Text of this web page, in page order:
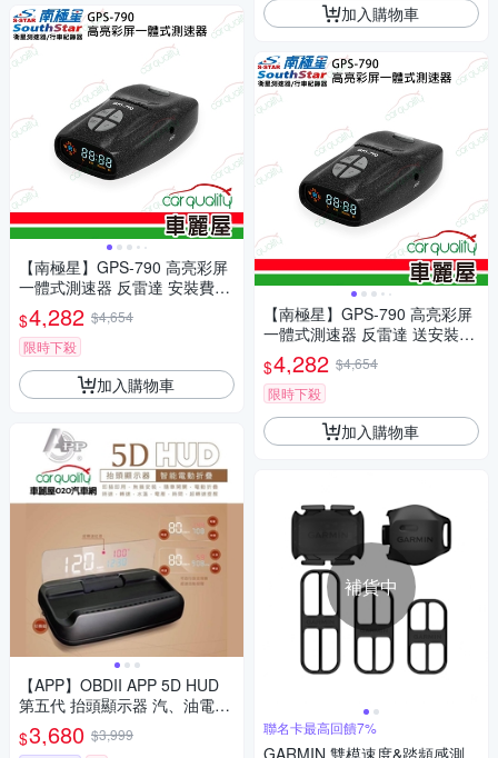
【南極星】GPS-790 高亮彩屏
一體式測速器 反雷達 安裝費另
計(車麗屋)
$4,282 $4,654
限時下殺
加入購物車
【APP】OBDII APP 5D HUD
第五代 抬頭顯示器 汽、油電車
通用 送安裝(車麗屋)
$3,680 $3,999
加入購物車
【南極星】GPS-790 高亮彩屏
一體式測速器 反雷達 送安裝
(車麗屋)
$4,282 $4,654
限時下殺
加入購物車
補貨中
聯名卡最高回饋7%